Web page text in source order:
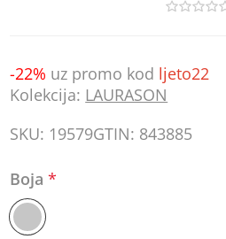
-22% uz promo kod ljeto22
Kolekcija: LAURASON
SKU: 19579GTIN: 843885
Boja*